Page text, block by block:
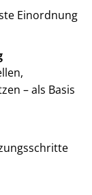
Einordnung
– als Basis